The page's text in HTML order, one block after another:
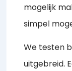
mogelijk
simpel
We testen
uitgebreid.